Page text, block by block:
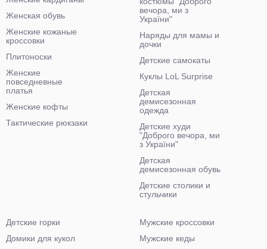
Женская обувь
Женские кожаные
кроссовки
Плитоноски
Женские
повседневные
платья
Женские кофты
Тактические рюкзаки
вечора, ми з
України"
Наряды для мамы и
дочки
Детские самокаты
Куклы LoL Surprise
Детская
демисезонная
одежда
Детские худи
"Доброго вечора, ми
з України"
Детская
демисезонная обувь
Детские столики и
стульчики
Детские горки
Домики для кукол
Мужские кроссовки
Мужские кеды